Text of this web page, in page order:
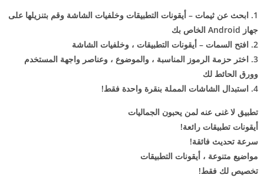
1. ابحث عن ثيمات – أيقونات التطبيقات وخلفيات الشاشة وقم بتنزيلها على
جهاز Android الخاص بك
2. افتح السمات – أيقونات التطبيقات ، وخلفيات الشاشة
3. اختر حزمة الرموز المناسبة ، والموضوع ، وعناصر واجهة المستخدم
وورق الحائط لك
4. استبدال الشاشات المملة بنقرة واحدة فقط!
تطبيق لا غنى عنه لمن يحبون الجماليات
أيقونات تطبيقات رائعة!
سرعة تحديث فائقة!
مواضيع متنوعة ، أيقونات التطبيقات
تخصيص لك فقط!